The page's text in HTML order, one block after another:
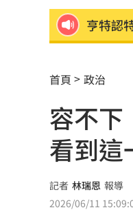
亨特認
白海豚
有片／
慈濟買
宜蘭強
首頁 政治
容不
看到這
記者 林瑞恩 報導
2026/06/11